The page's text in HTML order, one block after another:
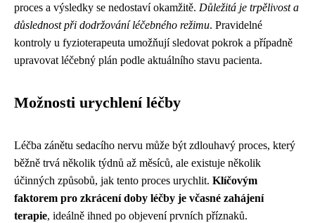
proces a výsledky se nedostaví okamžitě. Důležitá je trpělivost a
důslednost při dodržování léčebného režimu. Pravidelné
kontroly u fyzioterapeuta umožňují sledovat pokrok a případně
upravovat léčebný plán podle aktuálního stavu pacienta.
Možnosti urychlení léčby
Léčba zánětu sedacího nervu může být zdlouhavý proces, který
běžně trvá několik týdnů až měsíců, ale existuje několik
účinných způsobů, jak tento proces urychlit. Klíčovým
faktorem pro zkrácení doby léčby je včasné zahájení
terapie, ideálně ihned po objevení prvních příznaků.